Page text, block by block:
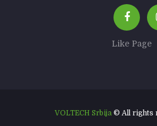
Like Page
VOLTECH Srbija © All rights